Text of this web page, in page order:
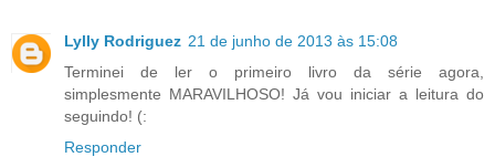
Lylly Rodriguez 21 de junho de 2013 às 15:08
Terminei de ler o primeiro livro da série agora,
simplesmente MARAVILHOSO! Já vou iniciar a leitura do
seguindo! (:
Responder